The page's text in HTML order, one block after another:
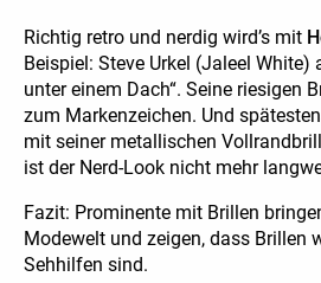
Richtig retro und nerdig wird’s mit
Beispiel: Steve Urkel (Jaleel White)
unter einem Dach“. Seine riesigen
zum Markenzeichen. Und
mit seiner metallischen
ist der Nerd-Look nicht mehr
Fazit: Prominente mit Brillen
Modewelt und zeigen, dass Brillen
Sehhilfen sind.